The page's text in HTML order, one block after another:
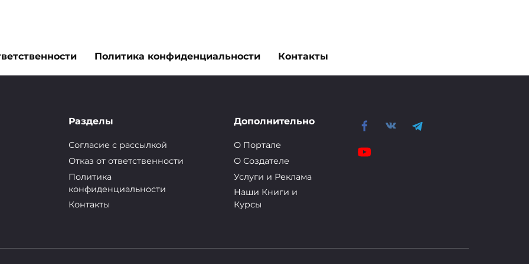
перевернутых карт
основных перевернутых карт Таро,
Политика конфиденциальности Контакты
Разделы
Согласие с рассылкой
Отказ от ответственности
Политика
конфиденциальности
Контакты
Дополнительно
О Портале
О Cоздателе
Услуги и Реклама
Наши Книги и
Курсы